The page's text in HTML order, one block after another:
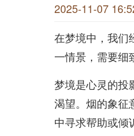
2025-11-07
在梦境中，我们
一情景，需要细
梦境是心灵的投
渴望。烟的象征
中寻求帮助或倾